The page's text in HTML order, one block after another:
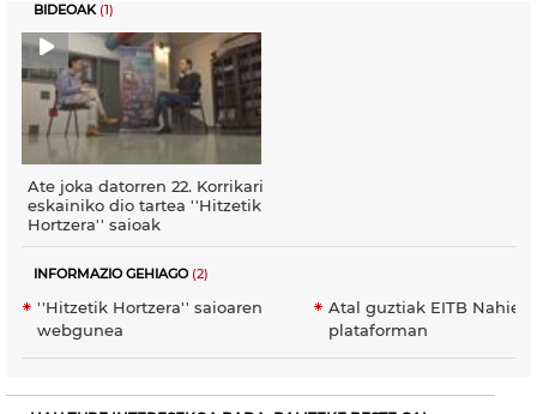
BIDEOAK (1)
Ate joka datorren 22. Korrikari
eskainiko dio tartea ''Hitzetik
Hortzera'' saioak
INFORMAZIO GEHIAGO(2)
''Hitzetik Hortzera'' saioaren
webgunea
Atal guztiak EITB
plataforman